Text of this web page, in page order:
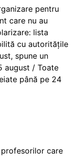
pentru
care nu au
lista
cu autoritățile
spune un
august / Toate
până pe 24
care